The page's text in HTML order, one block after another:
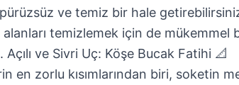
pürüzsüz ve temiz bir hale
alanları temizlemek için de mükemmel
Açılı ve Sivri Uç: Köşe Bucak Fatihi 📐
en zorlu kısımlarından biri, soketin